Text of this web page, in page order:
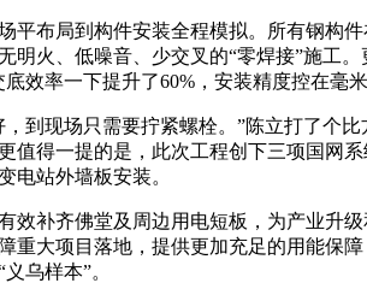
平布局到构件安装全程模拟。所有钢
明火、低噪音、少交叉的“零焊接”施
效率一下提升了60%，安装精度控在毫
到现场只需要拧紧螺栓。”陈立打了个
值得一提的是，此次工程创下三项国
电站外墙板安装。
效补齐佛堂及周边用电短板，为产业升
重大项目落地，提供更加充足的用能保
乌样本”。